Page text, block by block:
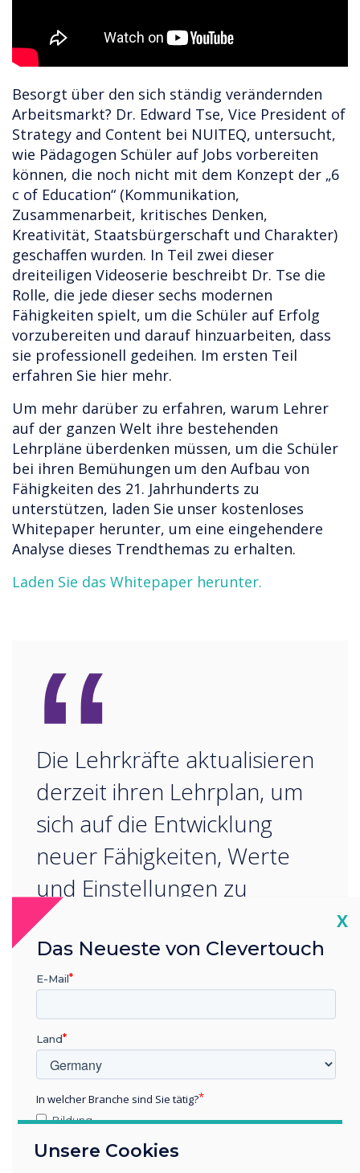
Besorgt über den sich ständig verändernden
Arbeitsmarkt? Dr. Edward Tse, Vice President of
Strategy and Content bei NUITEQ, untersucht,
wie Pädagogen Schüler auf Jobs vorbereiten
können, die noch nicht mit dem Konzept der „6
c of Education“ (Kommunikation,
Zusammenarbeit, kritisches Denken,
Kreativität, Staatsbürgerschaft und Charakter)
geschaffen wurden. In Teil zwei dieser
dreiteiligen Videoserie beschreibt Dr. Tse die
Rolle, die jede dieser sechs modernen
Fähigkeiten spielt, um die Schüler auf Erfolg
vorzubereiten und darauf hinzuarbeiten, dass
sie professionell gedeihen. Im ersten Teil
erfahren Sie hier mehr.
Um mehr darüber zu erfahren, warum Lehrer
auf der ganzen Welt ihre bestehenden
Lehrpläne überdenken müssen, um die Schüler
bei ihren Bemühungen um den Aufbau von
Fähigkeiten des 21. Jahrhunderts zu
unterstützen, laden Sie unser kostenloses
Whitepaper herunter, um eine eingehendere
Analyse dieses Trendthemas zu erhalten.
Laden Sie das Whitepaper herunter.
READ NEXT
“
Die Lehrkräfte aktualisieren
derzeit ihren Lehrplan, um
sich auf die Entwicklung
neuer Fähigkeiten, Werte
und Einstellungen zu
konzentrieren. “
Unsere Cookies
X
Das Neueste von Clevertouch
E-Mail
Land
In welcher Branche sind Sie tätig?
Bildung
Sonstiges